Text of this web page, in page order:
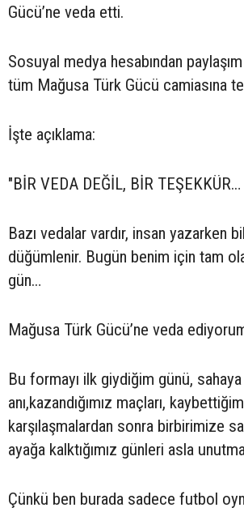
Gücü’ne veda etti.
Sosuyal medya hesabından
tüm Mağusa Türk Gücü camiasına
İşte açıklama:
"BİR VEDA DEĞİL, BİR TEŞEKKÜR…
Bazı vedalar vardır, insan yazarken
düğümlenir. Bugün benim için tam
gün…
Mağusa Türk Gücü’ne veda
Bu formayı ilk giydiğim günü, sahaya
anı,kazandığımız maçları,
karşılaşmalardan sonra birbirimize
ayağa kalktığımız günleri asla
Çünkü ben burada sadece futbol